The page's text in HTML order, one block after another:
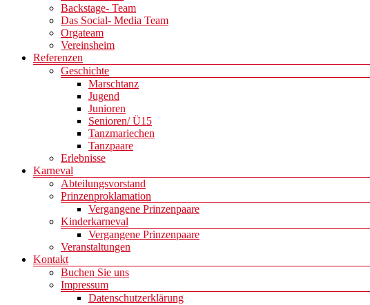
Backstage- Team
Das Social- Media Team
Orgateam
Vereinsheim
Referenzen
Geschichte
Marschtanz
Jugend
Junioren
Senioren/ Ü15
Tanzmariechen
Tanzpaare
Erlebnisse
Karneval
Abteilungsvorstand
Prinzenproklamation
Vergangene Prinzenpaare
Kinderkarneval
Vergangene Prinzenpaare
Veranstaltungen
Kontakt
Buchen Sie uns
Impressum
Datenschutzerklärung